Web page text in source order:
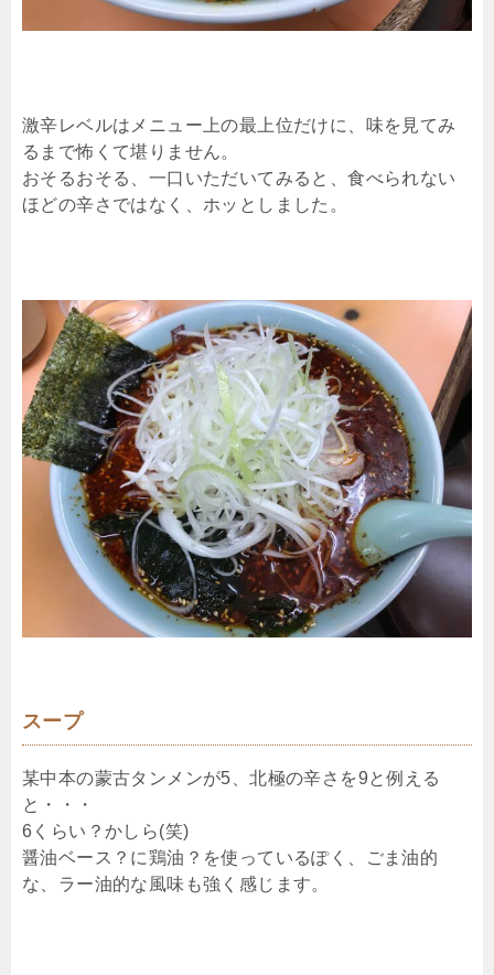
激辛レベルはメニュー上の最上位だけに、味を見てみ
るまで怖くて堪りません。
おそるおそる、一口いただいてみると、食べられない
ほどの辛さではなく、ホッとしました。
スープ
某中本の蒙古タンメンが5、北極の辛さを9と例える
と・・・
6くらい？かしら(笑)
醤油ベース？に鶏油？を使っているぽく、ごま油的
な、ラー油的な風味も強く感じます。